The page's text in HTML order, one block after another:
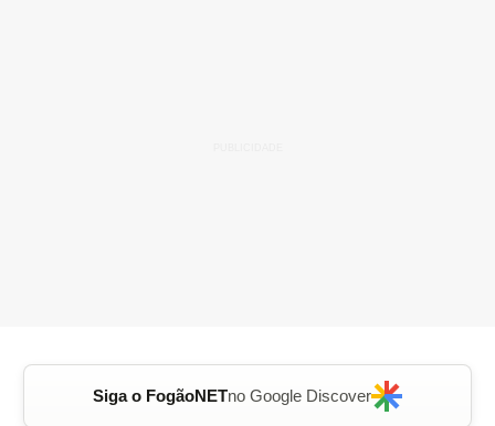
Siga o FogãoNETno Google Discover